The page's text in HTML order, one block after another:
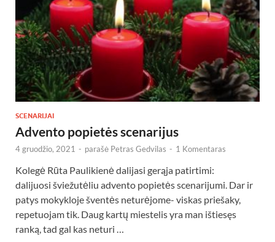
SCENARIJAI
Advento popietės scenarijus
4 gruodžio, 2021 - parašė Petras Gedvilas - 1 Komentaras
Kolegė Rūta Paulikienė dalijasi gerąja patirtimi:
dalijuosi šviežutėliu advento popietės scenarijumi. Dar ir
patys mokykloje šventės neturėjome- viskas priešaky,
repetuojam tik. Daug kartų miestelis yra man ištiesęs
ranką, tad gal kas neturi …